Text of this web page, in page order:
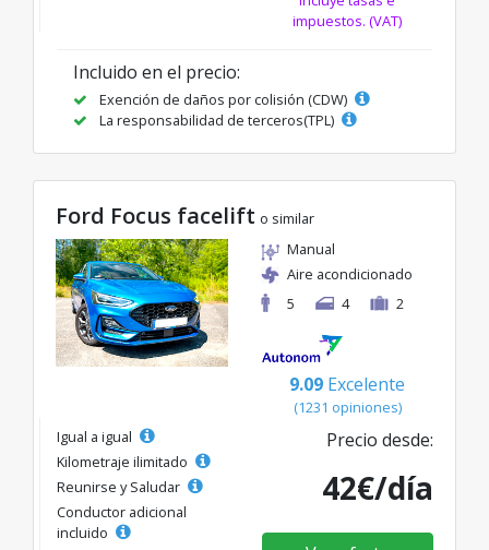
impuestos. (VAT)
Incluido en el precio:
Exención de daños por colisión (CDW)
La responsabilidad de terceros(TPL)
Ford Focus facelift o similar
Manual
Aire acondicionado
5
4 2
9.09 Excelente
(1231 opiniones)
Igual a igual
Kilometraje ilimitado
Reunirse y Saludar
Conductor adicional
incluido
Precio desde:
42€/día